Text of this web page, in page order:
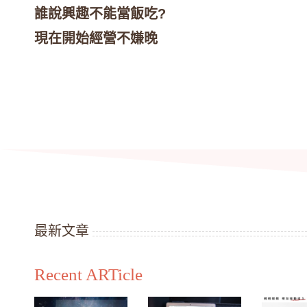
誰說興趣不能當飯吃?
現在開始經營不嫌晚
最新文章
Recent ARTicle